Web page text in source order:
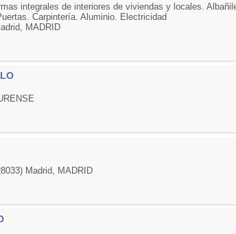
integrales de interiores de viviendas y locales.
Carpintería. Aluminio. Electricidad
MADRID
Madrid, MADRID